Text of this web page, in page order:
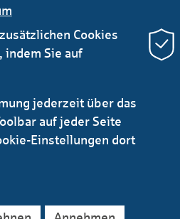
sowie
Immobilien und
Auch die Spar­
erhalten
für
Cookies
Sie auf
jederzeit über das
auf jeder Seite
Einstellungen dort